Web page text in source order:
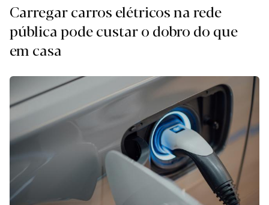
Carregar carros elétricos na rede
pública pode custar o dobro do que
em casa